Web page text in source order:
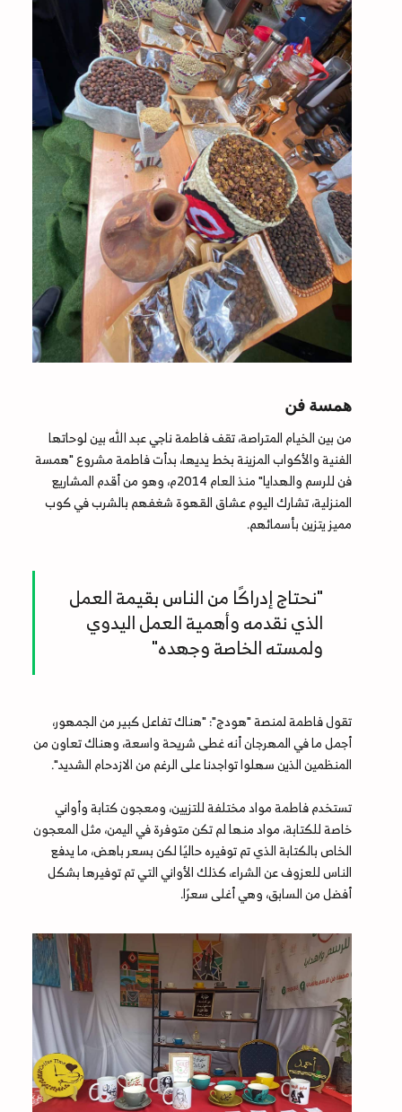
همسة فن
من بين الخيام المتراصة، تقف فاطمة ناجي عبد الله بين لوحاتها
الفنية والأكواب المزينة بخط يديها، بدأت فاطمة مشروع "همسة
فن للرسم والهدايا" منذ العام 2014م، وهو من أقدم المشاريع
المنزلية، تشارك اليوم عشاق القهوة شغفهم بالشرب في كوب
مميز يتزين بأسمائهم.
"نحتاج إدراكًا من الناس بقيمة العمل
الذي نقدمه وأهمية العمل اليدوي
ولمسته الخاصة وجهده"
تقول فاطمة لمنصة "هودج": "هناك تفاعل كبير من الجمهور،
أجمل ما في المهرجان أنه غطى شريحة واسعة، وهناك تعاون من
المنظمين الذين سهلوا تواجدنا على الرغم من الازدحام الشديد".
تستخدم فاطمة مواد مختلفة للتزيين، ومعجون كتابة وأواني
خاصة للكتابة، مواد منها لم تكن متوفرة في اليمن، مثل المعجون
الخاص بالكتابة الذي تم توفيره حاليًا لكن بسعر باهض، ما يدفع
الناس للعزوف عن الشراء، كذلك الأواني التي تم توفيرها بشكل
أفضل من السابق، وهي أغلى سعرًا.